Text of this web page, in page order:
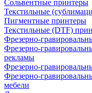
Сольвентные принтеры
Текстильные
Пигментные принтеры
Текстильные (DTF)
Фрезерно-
Фрезерно-
рекламы
Фрезерно-
Фрезерно-
мебели